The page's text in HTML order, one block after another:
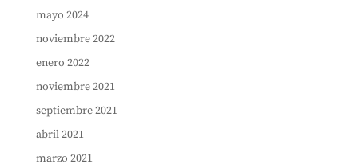
mayo 2024
noviembre 2022
enero 2022
noviembre 2021
septiembre 2021
abril 2021
marzo 2021